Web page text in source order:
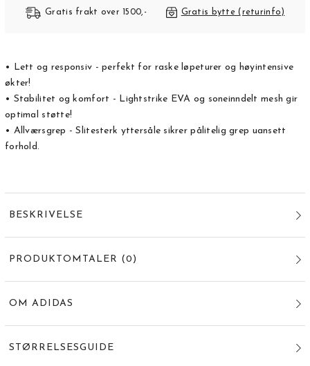
Gratis frakt over 1500,- Gratis bytte (returinfo)
• Lett og responsiv - perfekt for raske løpeturer og høyintensive
økter!
• Stabilitet og komfort - Lightstrike EVA og soneinndelt mesh gir
optimal støtte!
• Allværsgrep - Slitesterk yttersåle sikrer pålitelig grep uansett
forhold.
BESKRIVELSE
PRODUKTOMTALER (0 )
OM ADIDAS
STØRRELSESGUIDE